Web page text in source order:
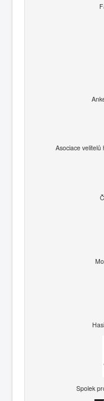
Asociace velitelů
Spolek